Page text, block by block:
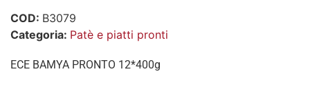
COD: B3079
Categoria: Patè e piatti pronti
ECE BAMYA PRONTO 12*400g